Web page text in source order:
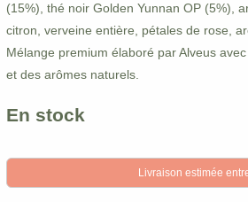
(15%), thé noir Golden Yunnan OP (5%),
citron, verveine entière, pétales de rose,
Mélange premium élaboré par Alveus
et des arômes naturels.
En stock
Livraison estimée